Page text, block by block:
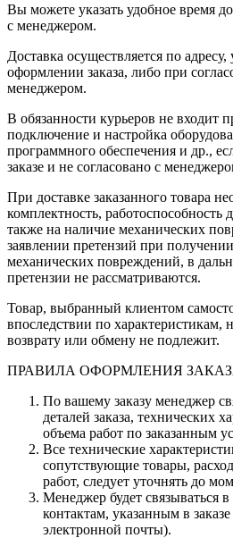
Вы можете указать удобное время
с менеджером.
Доставка осуществляется по
оформлении заказа, либо при
менеджером.
В обязанности курьеров не входит
подключение и настройка
программного обеспечения и др.,
заказе и не согласовано с
При доставке заказанного товара
комплектность, работоспособность
также на наличие механических
заявлении претензий при
механических повреждений, в
претензии не рассматриваются.
Товар, выбранный клиентом
впоследствии по характеристикам,
возврату или обмену не подлежит.
ПРАВИЛА ОФОРМЛЕНИЯ
По вашему заказу менеджер
деталей заказа, технических
объема работ по заказанным
Все технические
сопутствующие товары,
работ, следует уточнять до
Менеджер будет связываться
контактам, указанным в
электронной почты).